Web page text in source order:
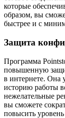
которые
образом, вы
быстрее и с
Защита
Программа
повышенную
в интернете. Она
историю работы
нежелательные
вы сможете
повысить